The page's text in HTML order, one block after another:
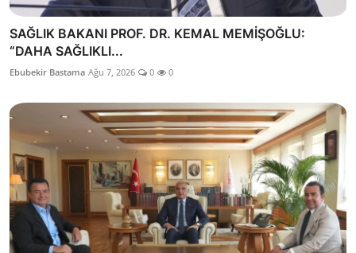
SAĞLIK BAKANI PROF. DR. KEMAL MEMİŞOĞLU:
“DAHA SAĞLIKLI...
Ebubekir Bastama Ağu 7, 2026 0 0